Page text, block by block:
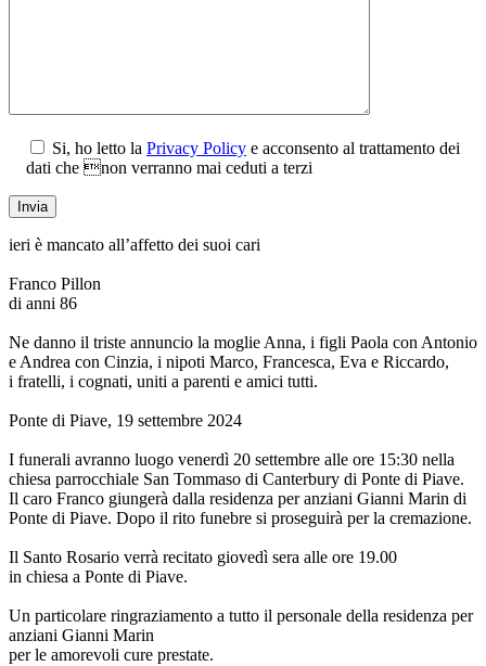
Si, ho letto la Privacy Policy e acconsento al trattamento dei
dati che non verranno mai ceduti a terzi
ieri è mancato all’affetto dei suoi cari
Franco Pillon
di anni 86
Ne danno il triste annuncio la moglie Anna, i figli Paola con Antonio
e Andrea con Cinzia, i nipoti Marco, Francesca, Eva e Riccardo,
i fratelli, i cognati, uniti a parenti e amici tutti.
Ponte di Piave, 19 settembre 2024
I funerali avranno luogo venerdì 20 settembre alle ore 15:30 nella
chiesa parrocchiale San Tommaso di Canterbury di Ponte di Piave.
Il caro Franco giungerà dalla residenza per anziani Gianni Marin di
Ponte di Piave. Dopo il rito funebre si proseguirà per la cremazione.
Il Santo Rosario verrà recitato giovedì sera alle ore 19.00
in chiesa a Ponte di Piave.
Un particolare ringraziamento a tutto il personale della residenza per
anziani Gianni Marin
per le amorevoli cure prestate.